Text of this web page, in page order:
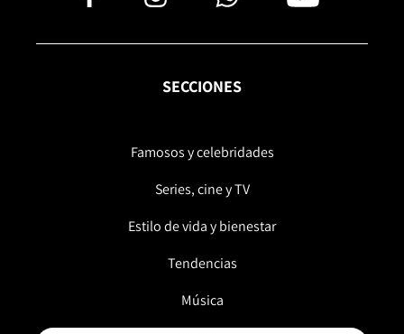
SECCIONES
Famosos y celebridades
Series, cine y TV
Estilo de vida y bienestar
Tendencias
Música